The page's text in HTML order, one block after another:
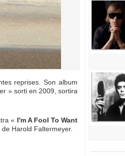
reprises. Son album
» sorti en 2009, sortira
« I'm A Fool To Want
de Harold Faltermeyer.